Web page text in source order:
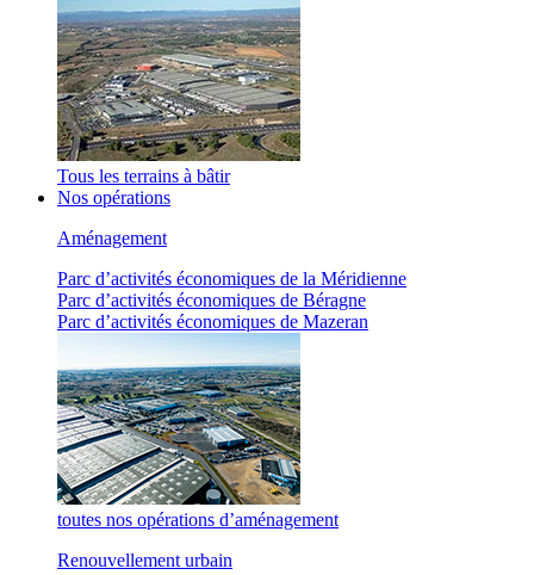
Tous les terrains à bâtir
Nos opérations
Aménagement
Parc d’activités économiques de la Méridienne
Parc d’activités économiques de Béragne
Parc d’activités économiques de Mazeran
toutes nos opérations d’aménagement
Renouvellement urbain